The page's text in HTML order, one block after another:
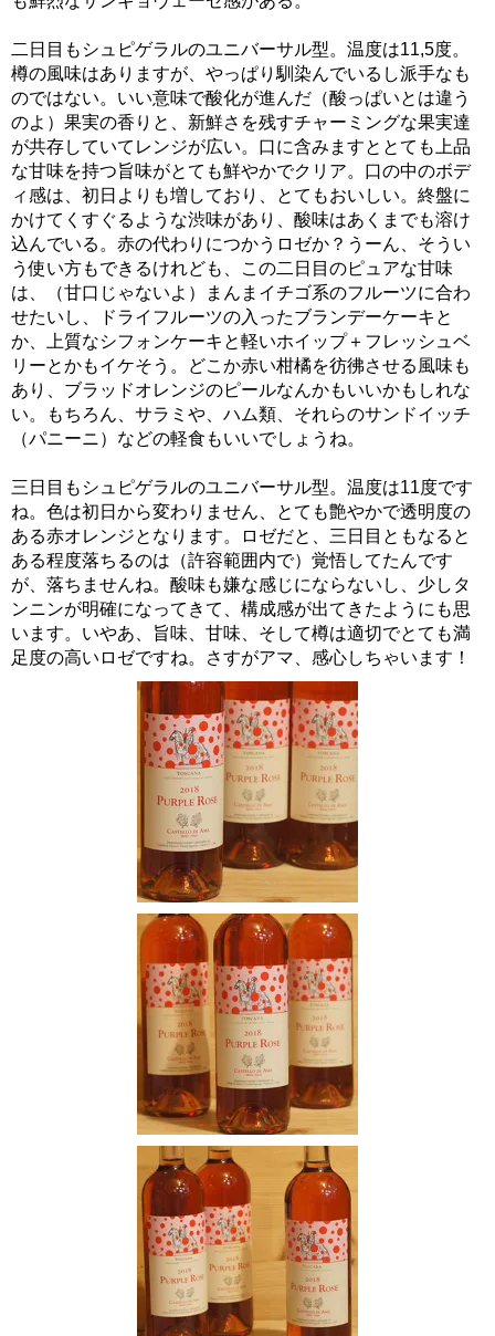
二日目もシュピゲラルのユニバーサル型。温度は11,5度。
樽の風味はありますが、やっぱり馴染んでいるし派手なも
のではない。いい意味で酸化が進んだ（酸っぱいとは違う
のよ）果実の香りと、新鮮さを残すチャーミングな果実達
が共存していてレンジが広い。口に含みますととても上品
な甘味を持つ旨味がとても鮮やかでクリア。口の中のボデ
ィ感は、初日よりも増しており、とてもおいしい。終盤に
かけてくすぐるような渋味があり、酸味はあくまでも溶け
込んでいる。赤の代わりにつかうロゼか？うーん、そうい
う使い方もできるけれども、この二日目のピュアな甘味
は、（甘口じゃないよ）まんまイチゴ系のフルーツに合わ
せたいし、ドライフルーツの入ったブランデーケーキと
か、上質なシフォンケーキと軽いホイップ＋フレッシュベ
リーとかもイケそう。どこか赤い柑橘を彷彿させる風味も
あり、ブラッドオレンジのピールなんかもいいかもしれな
い。もちろん、サラミや、ハム類、それらのサンドイッチ
（パニーニ）などの軽食もいいでしょうね。
三日目もシュピゲラルのユニバーサル型。温度は11度です
ね。色は初日から変わりません、とても艶やかで透明度の
ある赤オレンジとなります。ロゼだと、三日目ともなると
ある程度落ちるのは（許容範囲内で）覚悟してたんです
が、落ちませんね。酸味も嫌な感じにならないし、少しタ
ンニンが明確になってきて、構成感が出てきたようにも思
います。いやあ、旨味、甘味、そして樽は適切でとても満
足度の高いロゼですね。さすがアマ、感心しちゃいます！